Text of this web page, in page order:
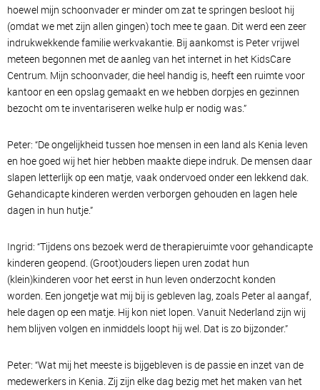
hoewel mijn schoonvader er minder om zat te springen besloot hij
(omdat we met zijn allen gingen) toch mee te gaan. Dit werd een zeer
indrukwekkende familie werkvakantie. Bij aankomst is Peter vrijwel
meteen begonnen met de aanleg van het internet in het KidsCare
Centrum. Mijn schoonvader, die heel handig is, heeft een ruimte voor
kantoor en een opslag gemaakt en we hebben dorpjes en gezinnen
bezocht om te inventariseren welke hulp er nodig was.”
Peter: “De ongelijkheid tussen hoe mensen in een land als Kenia leven
en hoe goed wij het hier hebben maakte diepe indruk. De mensen daar
slapen letterlijk op een matje, vaak ondervoed onder een lekkend dak.
Gehandicapte kinderen werden verborgen gehouden en lagen hele
dagen in hun hutje.”
Ingrid: “Tijdens ons bezoek werd de therapieruimte voor gehandicapte
kinderen geopend. (Groot)ouders liepen uren zodat hun
(klein)kinderen voor het eerst in hun leven onderzocht konden
worden. Een jongetje wat mij bij is gebleven lag, zoals Peter al aangaf,
hele dagen op een matje. Hij kon niet lopen. Vanuit Nederland zijn wij
hem blijven volgen en inmiddels loopt hij wel. Dat is zo bijzonder.”
Peter: “Wat mij het meeste is bijgebleven is de passie en inzet van de
medewerkers in Kenia. Zij zijn elke dag bezig met het maken van het